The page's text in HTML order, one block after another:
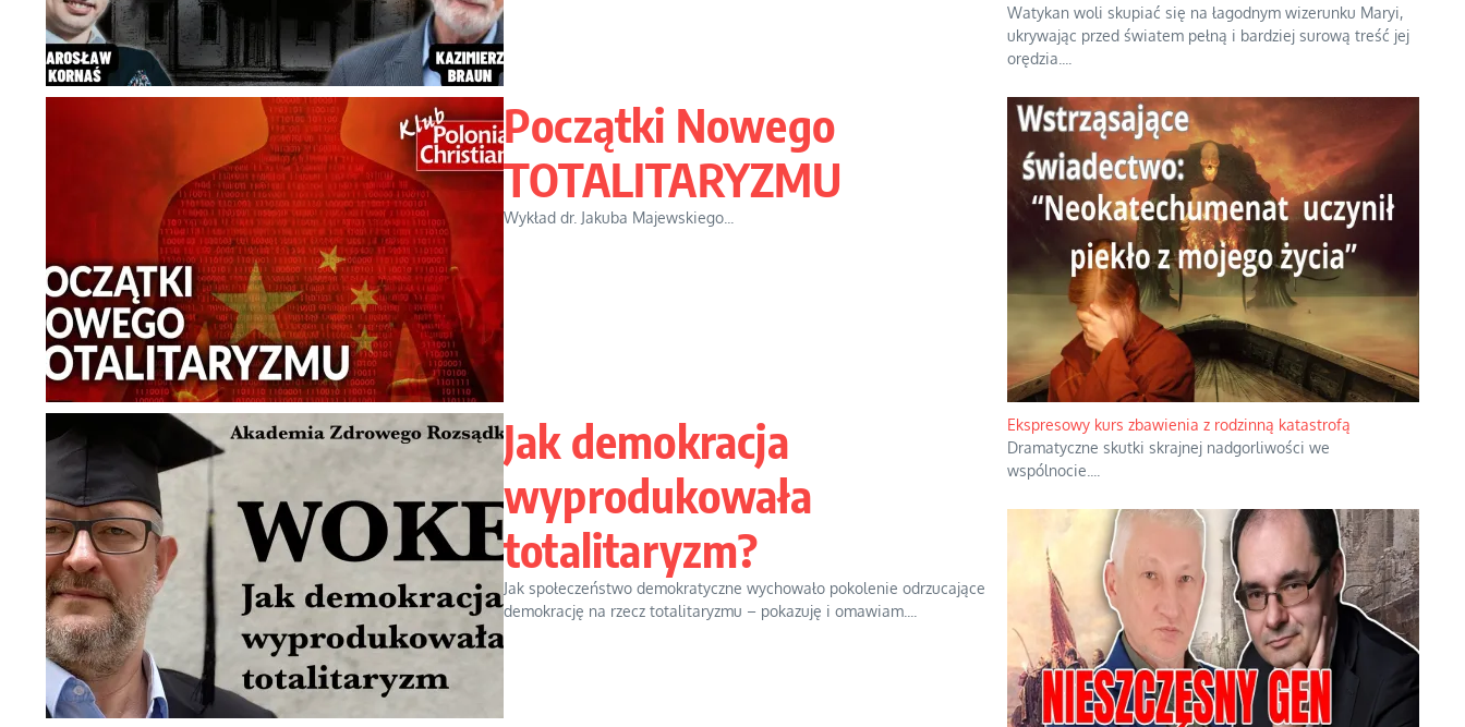
Początki Nowego
TOTALITARYZMU
Wykład dr. Jakuba Majewskiego...
Jak demokracja
wyprodukowała
totalitaryzm?
Jak społeczeństwo demokratyczne wychowało pokolenie odrzucające
demokrację na rzecz totalitaryzmu – pokazuję i omawiam....
Watykan woli skupiać się na łagodnym wizerunku Maryi,
ukrywając przed światem pełną i bardziej surową treść jej
orędzia.
Ekspresowy kurs zbawienia z rodzinną katastrofą
Dramatyczne skutki skrajnej nadgorliwości we
wspólnocie.